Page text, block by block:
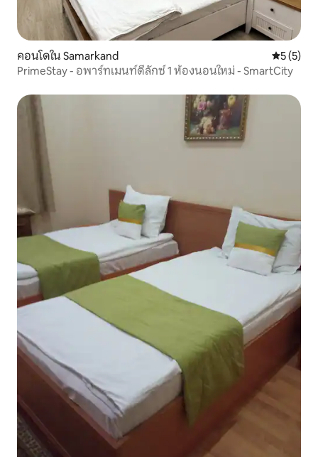
คอนโดใน Samarkand คะแนนเฉ
5 (5)
PrimeStay - อพาร์ทเมนท์ดีลักซ์ 1 ห้องนอนใหม่ - SmartCity